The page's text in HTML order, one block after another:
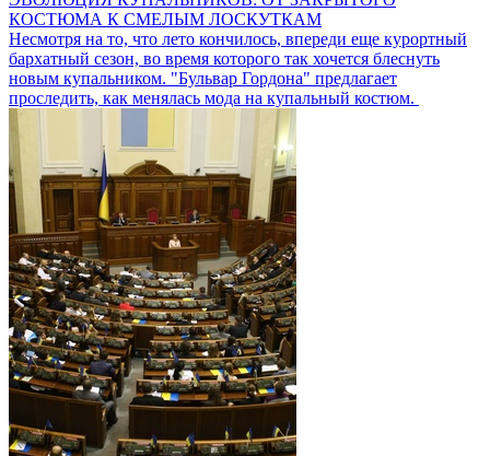
КОСТЮМА К СМЕЛЫМ ЛОСКУТКАМ
Несмотря на то, что лето кончилось, впереди еще курортный
бархатный сезон, во время которого так хочется блеснуть
новым купальником. "Бульвар Гордона" предлагает
проследить, как менялась мода на купальный костюм.